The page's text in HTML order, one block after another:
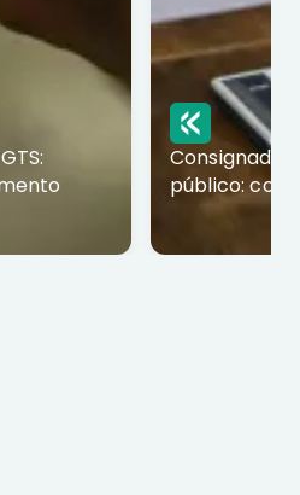
Consignado
público: